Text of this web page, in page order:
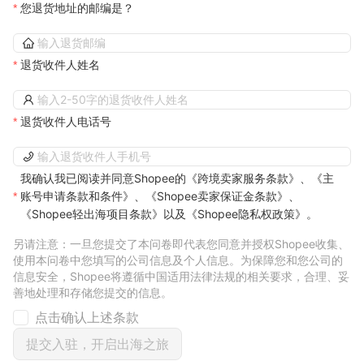
您退货地址的邮编是？
退货收件人姓名
退货收件人电话号
我确认我已阅读并同意Shopee的 《跨境卖家服务条款》
《主
账号申请条款和条件》
《Shopee卖家保证金条款》
《Shopee轻出海项目条款》 以及 《Shopee隐私权政策》 。
另请注意：一旦您提交了本问卷即代表您同意并授权Shopee收集、
使用本问卷中您填写的公司信息及个人信息。为保障您和您公司的
信息安全，Shopee将遵循中国适用法律法规的相关要求，合理、妥
善地处理和存储您提交的信息。
点击确认上述条款
提交入驻，开启出海之旅